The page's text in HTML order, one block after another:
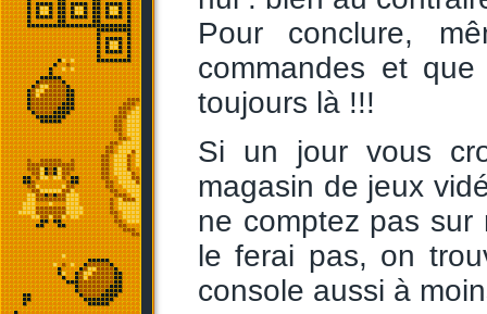
Pour conclure,
commandes et
toujours là !!!
Si un jour vous
magasin de jeux
ne comptez pas
le ferai pas, on
console aussi à